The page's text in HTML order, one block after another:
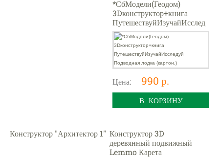
*СбМодели(Геодом)
3Dконструктор+книга
ПутешествуйИзучайИсслед
уй Подводная лодка
(картон.)
Цена: 990 р.
В КОРЗИНУ
Конструктор "Архитектор 1" Конструктор 3D
деревянный подвижный
Lemmo Карета